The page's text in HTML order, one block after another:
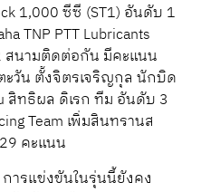
1,000 ซีซี (ST1) อันดับ 1
TNP PTT Lubricants
สนามติดต่อกัน มีคะแนน
ะวัน ตั้งจิตรเจริญกุล นักบิด
สิทธิผล ดิเรก ทีม อันดับ 3
Team เพิ่มสินทรานส
คะแนน
การแข่งขันในรุ่นนี้ยังคง